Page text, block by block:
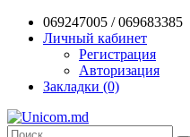
069247005 / 069683385
Личный кабинет
Регистрация
Авторизация
Закладки (0)